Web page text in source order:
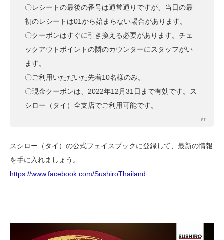
〇レシートの最後の番号は通常通りですが、当日の最
初のレシートは01から始まらない場合があります。
〇クーポンはすぐに引き換える必要があります。チェ
ックアウトポイントの隣のカウンターにスタッフがい
ます。
〇ご利用いただいた先着10名様のみ。
〇現金クーポンは、2022年12月31日まで有効です。ス
シロー（タイ）全支店でご利用可能です。
スシロー（タイ）の公式フェイスブックに登録して、最新の情報
を手に入れましょう。
https://www.facebook.com/SushiroThailand